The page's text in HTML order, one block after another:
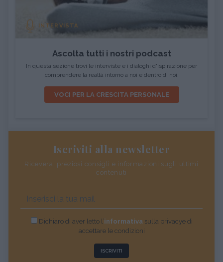
INTERVISTA
Ascolta tutti i nostri podcast
In questa sezione trovi le interviste e i dialoghi d'ispirazione per
comprendere la realtà intorno a noi e dentro di noi.
VOCI PER LA CRESCITA PERSONALE
Iscriviti alla newsletter
Riceverai preziosi consigli e informazioni sugli ultimi
contenuti
Dichiaro di aver letto l’informativa sulla privacye di
accettare le condizioni
ISCRIVITI